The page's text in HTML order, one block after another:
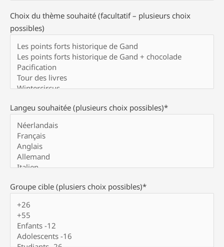
Choix du thème souhaité (facultatif – plusieurs choix
possibles)
Langeu souhaitée (plusieurs choix possibles)*
Groupe cible (plusiers choix possibles)*